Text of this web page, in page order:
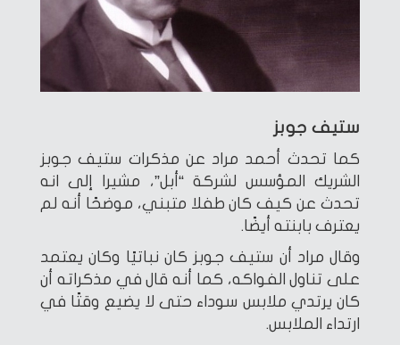
ستيف جوبز
كما تحدث أحمد مراد عن مذكرات ستيف جوبز
الشريك المؤسس لشركة “أبل”، مشيرا إلى انه
تحدث عن كيف كان طفلا متبني، موضحًا أنه لم
يعترف بابنته أيضًا.
وقال مراد أن ستيف جوبز كان نباتيًا وكان يعتمد
على تناول الفواكه، كما أنه قال في مذكراته أن
كان يرتدي ملابس سوداء حتى لا يضيع وقتًا في
ارتداء الملابس.